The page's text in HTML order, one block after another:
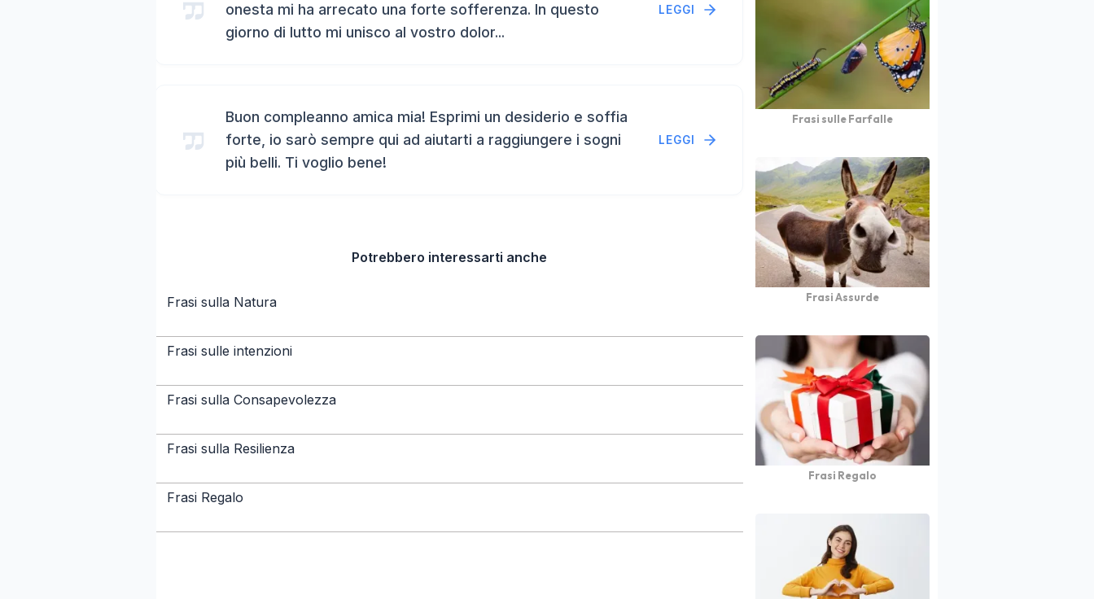
onesta mi ha arrecato una forte sofferenza. In questo
giorno di lutto mi unisco al vostro dolor...
LEGGI
Buon compleanno amica mia! Esprimi un desiderio e soffia
forte, io sarò sempre qui ad aiutarti a raggiungere i sogni
più belli. Ti voglio bene!
LEGGI
Potrebbero interessarti anche
Frasi sulla Natura
Frasi sulle intenzioni
Frasi sulla Consapevolezza
Frasi sulla Resilienza
Frasi Regalo
Frasi sulle Farfalle
Frasi Assurde
Frasi Regalo